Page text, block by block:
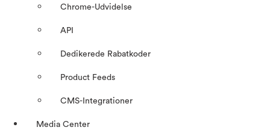
Chrome-Udvidelse
API
Dedikerede Rabatkoder
Product Feeds
CMS-Integrationer
Media Center